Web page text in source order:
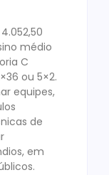
médio
C
ou 5×2.
equipes,
de
em